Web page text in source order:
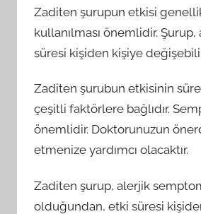
Zaditen şurupun etkisi
kullanılması önemlidir.
süresi kişiden kişiye
Zaditen şurubun etkisinin
çeşitli faktörlere bağlıdır.
önemlidir. Doktorunuzun
etmenize yardımcı olacaktır.
Zaditen şurup, alerjik
olduğundan, etki süresi